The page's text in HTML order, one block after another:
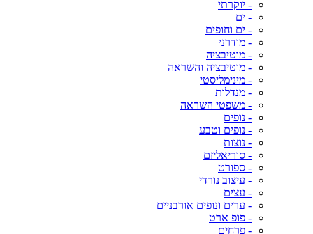
- יוקרתי
- ים
- ים וחופים
- מודרני
- מוטיבציה
- מוטיבציה והשראה
- מינימליסטי
- מנדלות
- משפטי השראה
- נופים
- נופים וטבע
- נוצות
- סוריאליזם
- ספורט
- עיצוב נורדי
- עצים
- ערים ונופים אורבניים
- פופ ארט
- פרחים